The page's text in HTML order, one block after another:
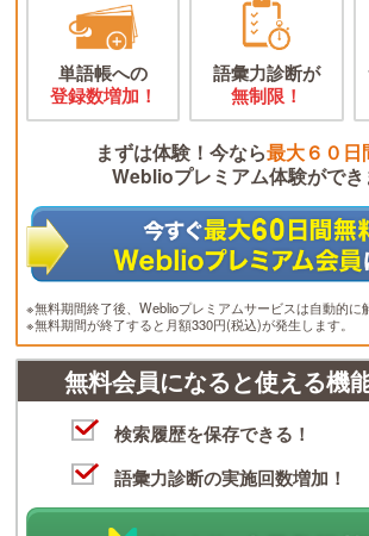
単語帳への
登録数増加！
語彙力診断が
無制限！
まずは体験！今なら最大６０日
Weblioプレミアム体験ができ
※無料期間終了後、Weblioプレミアムサービスは自動的に
※無料期間が終了すると月額330円(税込)が発生します。
無料会員になると使える機
検索履歴を保存できる！
語彙力診断の実施回数増加！